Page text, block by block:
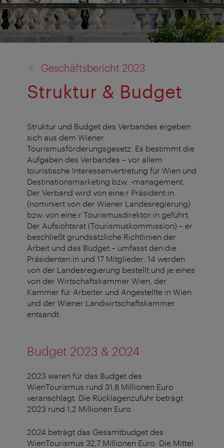
Geschäftsbericht 2023
Struktur & Budget
Struktur und Budget des Verbandes ergeben
sich aus dem Wiener
Tourismusförderungsgesetz. Es bestimmt die
Aufgaben des Verbandes – vor allem
touristische Interessenvertretung für Wien und
Destinationsmarketing bzw. -management.
Der Verband wird von eine:r Präsident:in
(nominiert von der Wiener Landesregierung)
bzw. von eine:r Tourismusdirektor:in geführt.
Der Aufsichtsrat (Tourismuskommission) – er
beschließt grundsätzliche Richtlinien der
Arbeit und das Budget – umfasst den:die
Präsidenten:in und 17 Mitglieder: 14 werden
von der Landesregierung bestellt und je eines
von der Wirtschaftskammer Wien, der
Kammer für Arbeiter und Angestellte in Wien
und der Wiener Landwirtschaftskammer
entsandt.
Budget 2023 & 2024
2023 waren für das Budget des
WienTourismus rund 31,8 Millionen Euro
veranschlagt. Die Rücklagenzufuhr beträgt
2023 rund 1,2 Millionen Euro.
2024 beträgt das Gesamtbudget des
WienTourismus 32,7 Millionen Euro. Die Mittel